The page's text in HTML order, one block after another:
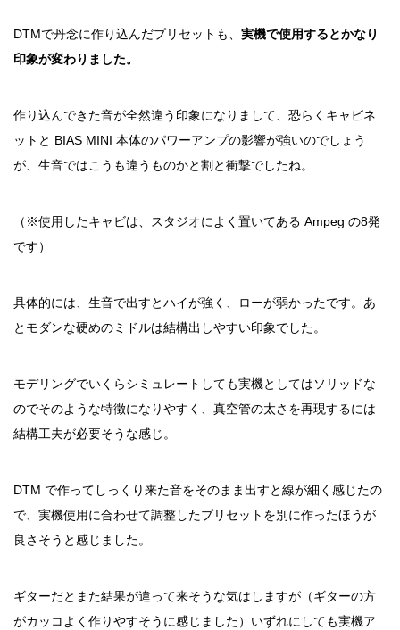
DTMで丹念に作り込んだプリセットも、 実機で使用するとかなり
印象が変わりました。
作り込んできた音が全然違う印象になりまして、恐らくキャビネ
ットと BIAS MINI 本体のパワーアンプの影響が強いのでしょう
が、生音ではこうも違うものかと割と衝撃でしたね。
（※使用したキャビは、スタジオによく置いてある Ampeg の8発
です）
具体的には、生音で出すとハイが強く、ローが弱かったです。あ
とモダンな硬めのミドルは結構出しやすい印象でした。
モデリングでいくらシミュレートしても実機としてはソリッドな
のでそのような特徴になりやすく、真空管の太さを再現するには
結構工夫が必要そうな感じ。
DTM で作ってしっくり来た音をそのまま出すと線が細く感じたの
で、実機使用に合わせて調整したプリセットを別に作ったほうが
良さそうと感じました。
ギターだとまた結果が違って来そうな気はしますが（ギターの方
がカッコよく作りやすそうに感じました）いずれにしても実機ア